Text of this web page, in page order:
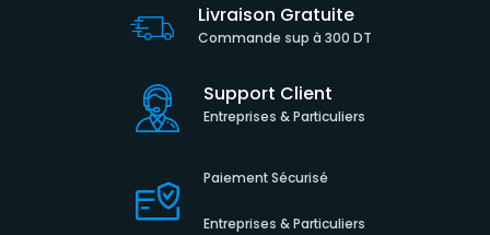
Livraison Gratuite
Commande sup à 300 DT
Support Client
Entreprises & Particuliers
Paiement Sécurisé
Entreprises & Particuliers